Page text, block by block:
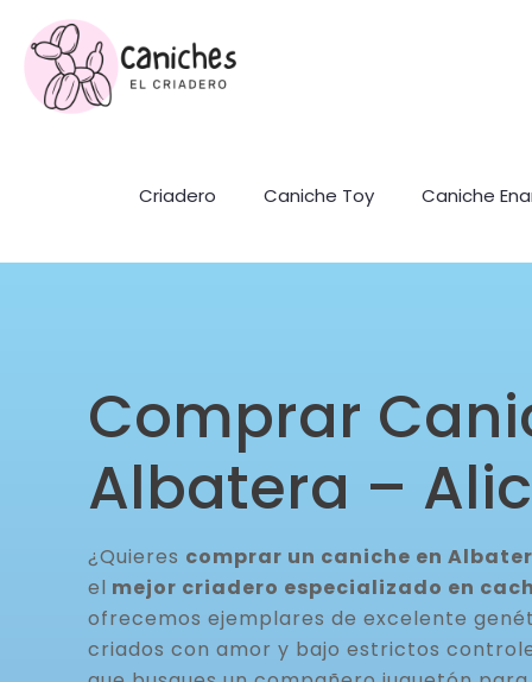
Criadero Caniche Toy Caniche
Comprar
Albatera –
¿Quieres comprar un caniche en
el mejor criadero especializado en
ofrecemos ejemplares de excelente
criados con amor y bajo estrictos